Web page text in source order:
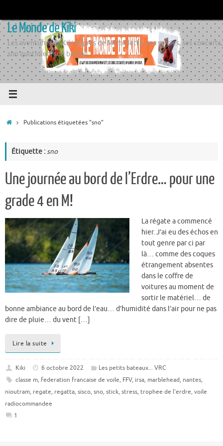
contenu
Le Monde de Kiki
Les aventures de Kiki auprès de Momiflette, ses sorties, ses concerts,
son quotidien, son boulot
AccueilPublications étiquetées "sno"
Étiquette :sno
Une journée au bord de l’Erdre… pour une
grade 4 en M!
La régate a commencé
hier. J’ai eu des échos en
tout genre par ci par
là… comme des coques
étrangement absentes
dans le coffre de
voitures au moment de
sortir le matériel… de
bonne ambiance au bord de l’eau… d’humidité dans l’air pour ne pas
dire de pluie… du vent […]
Lire la suite
Kiki 6 octobre 2022
Les petits bateaux... VRC
classe m, federation francaise de voile, FFV, irsa, marblehead, nantes,
nioutram, regate, regatta, sisco, sno, stick, stress, trophee de l'erdre, voile
radiocommandee
1